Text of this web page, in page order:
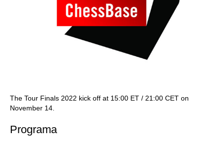
The Tour Finals 2022 kick off at 15:00 ET / 21:00 CET on
November 14.
Programa